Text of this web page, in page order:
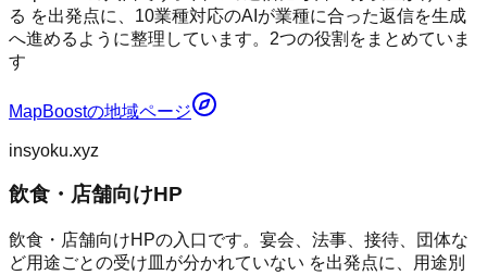
る を出発点に、10業種対応のAIが業種に合った返信を生成
へ進めるように整理しています。2つの役割をまとめていま
す
MapBoostの地域ページ
insyoku.xyz
飲食・店舗向けHP
飲食・店舗向けHPの入口です。宴会、法事、接待、団体な
ど用途ごとの受け皿が分かれていない を出発点に、用途別